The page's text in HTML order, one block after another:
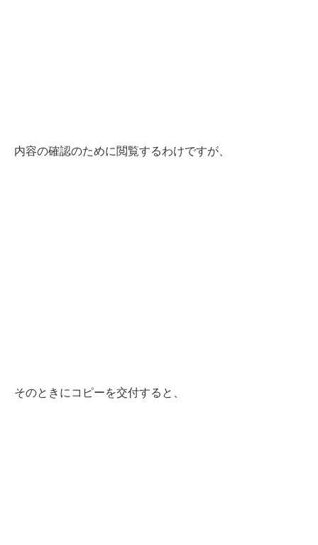
内容の確認のために閲覧するわけですが、
そのときにコピーを交付すると、